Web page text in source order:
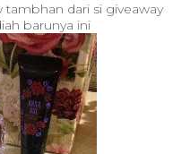
tambhan dari si giveaway
barunya ini